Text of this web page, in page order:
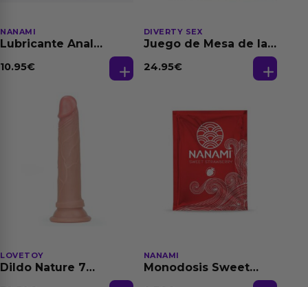
NANAMI
Lubricante Anal
Dilatación Base Agua
10.95€
DIVERTY SEX
Juego de Mesa de las
24.95€
LOVETOY
Dildo Nature 7
NANAMI
Monodosis Sweet